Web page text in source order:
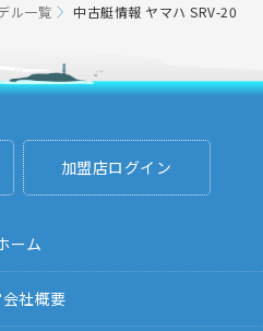
ル一覧 中古艇情報 ヤマハ SRV-20
加盟店ログイン
ーム
社概要